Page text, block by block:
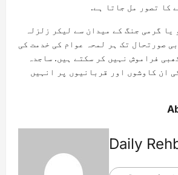
کا تصور مل جاتا ہے.
یا گرمی جنگ کے میدان سے لیکر زلزلہ
صورتحال تک ہر لمحہ عوام کی خدمت کی
فراموش نہیں کر سکتے ہیں. ساجدہ
ان کاوشوں اور قربانیوں پر انہیں
Daily